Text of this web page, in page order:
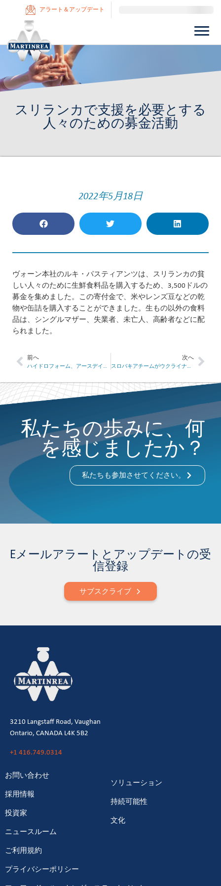
アラート＆アップデート
スリランカで支援を必要とする
人々のための募金活動
2022年5月18日
ヴォーン本社のルキ・バスティアンツは、スリランカの貧
しい人々のために生鮮食料品を購入するため、3,500ドルの
募金を集めました。この寄付金で、米やレンズ豆などの乾
物や缶詰を購入することができました。生もの以外の食料
品は、シングルマザー、失業者、未亡人、高齢者などに配
られました。
前へ 次へ
私たちの歩みに、何
を感じましたか？
私たちも参加させてください。
Eメールアラートとアップデートの受
信登録
サブスクライブ
3210 Langstaff Road, Vaughan
Ontario, CANADA L4K 5B2
+1 416.749.0314
お問い合わせ
採用情報
投資家
ニュースルーム
ソリューション
持続可能性
文化
ご利用規約
プライバシーポリシー